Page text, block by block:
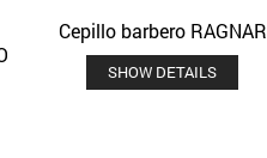
Añadir a la lista de deseos Quick View
Cepillo barbero RAGNAR
SHOW DETAILS